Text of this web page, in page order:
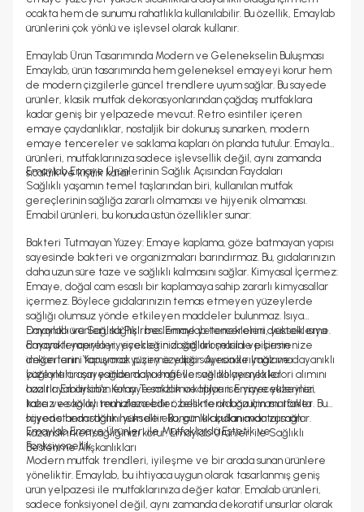
ocakta hem de sunumu rahatlıkla kullanılabilir. Bu özellik, Emaylab
ürünlerini çok yönlü ve işlevsel olarak kullanır.
Emaylab Ürün Tasarımında Modern ve Gelenekselin Buluşması
Emaylab, ürün tasarımında hem geleneksel emayeyi korur hem
de modern çizgilerle güncel trendlere uyum sağlar. Bu sayede
ürünler, klasik mutfak dekorasyonlarından çağdaş mutfaklara
kadar geniş bir yelpazede mevcut. Retro esintiler içeren
emaye çaydanlıklar, nostaljik bir dokunuş sunarken, modern
emaye tencereler ve saklama kapları ön planda tutulur. Emaylab
ürünleri, mutfaklarınıza sadece işlevsellik değil, aynı zamanda
sıcaklık ve kişilik katar.
Emaylab Emaye Ürünlerinin Sağlık Açısından Faydaları
Sağlıklı yaşamın temel taşlarından biri, kullanılan mutfak
gereçlerinin sağlığa zararlı olmaması ve hijyenik olmaması.
Emabil ürünleri, bu konuda üstün özellikler sunar:
Bakteri Tutmayan Yüzey: Emaye kaplama, göze batmayan yapısı
sayesinde bakteri ve organizmaları barındırmaz. Bu, gıdalarınızın
daha uzun süre taze ve sağlıklı kalmasını sağlar. Kimyasal İçermez:
Emaye, doğal cam esaslı bir kaplamaya sahip zararlı kimyasallar
içermez. Böylece gıdalarınızın temas etmeyen yüzeylerde
sağlığı olumsuz yönde etkileyen maddeler bulunmaz. Isıya
Dayanıklı ve Sağlıklı Pişirme: Emaylab tencereleri, yüksek ısıya
dayanıklı yapıyla yiyeceklerinizi sağlıklı şekilde pişirmenize
imkan tanır. Yapışmaz yüzey özelliği sayesinde yağlama
bağlantıları sayesinde daha hafif ve sağlıklı yemekler
hazırlayabilirsiniz. Kolay Temizlik ve Hijyen: Emaye yüzeyler,
kalıcız ve kolay temizlenebilir özellikte olduğu için mutfakta
hijyen standartlarını yükseltir. Bu, günlük kullanımda zaman
kazandırırken sağlığınızı korur. Emaylab Ürünleri ile Sağlıklı
Beslenme Alışkanlıkları
Emaylab ürünleri, sağlıklı beslenme yeteneklerini destekleme.
Emaya tencereler, yiyeceğin doğal aromasını ve besin
değerlerini koruyarak pişirme yapar. Ayrıca kırılmaz ve dayanıklı
yüzeyleri, aşırı yağlanmayı engeller ve dolayısıyla kalori alımını
azaltır. Emaylab'ın emaye saklama kapları ise yiyeceklerinizi
taze ve sağlıklı muhafaza eder, besinlerin bozulmasını önler. Bu
sayede hem sağlık hem de ekonomik açıdan avantaj sağlar.
Emaylab Emaye Ürünleri ile Mutfaklarda Estetik ve
Fonksiyonellik
Modern mutfak trendleri, iyileşme ve bir arada sunan ürünlere
yöneliktir. Emaylab, bu ihtiyaca uygun olarak tasarlanmış geniş
ürün yelpazesi ile mutfaklarınıza değer katar. Emalab ürünleri,
sadece fonksiyonel değil, aynı zamanda dekoratif unsurlar olarak